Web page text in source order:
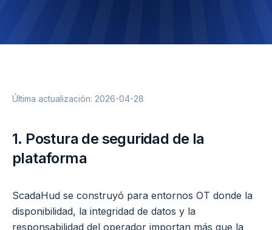
Última actualización: 2026-04-28
1. Postura de seguridad de la
plataforma
ScadaHud se construyó para entornos OT donde la
disponibilidad, la integridad de datos y la
responsabilidad del operador importan más que la